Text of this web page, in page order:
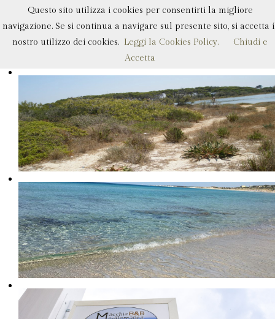
Questo sito utilizza i cookies per consentirti la migliore
navigazione. Se si continua a navigare sul presente sito, si accetta
nostro utilizzo dei cookies. Leggi la Cookies Policy.
Chiudi e
Accetta